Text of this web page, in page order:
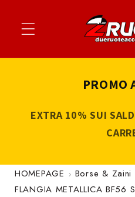
Vai al piè di página
Apri widget di accessibilità
ai contenuti
PROMO
EXTRA 10% SUI
HOMEPAGE
Borse & Zaini
FLANGIA METALLICA BF56